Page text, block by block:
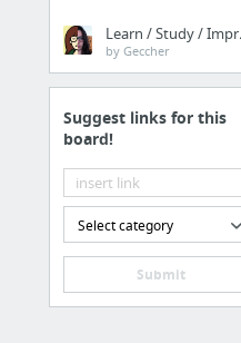
Learn / Study / Improve
by Geccher
Suggest links for this
board!
Select category
Submit